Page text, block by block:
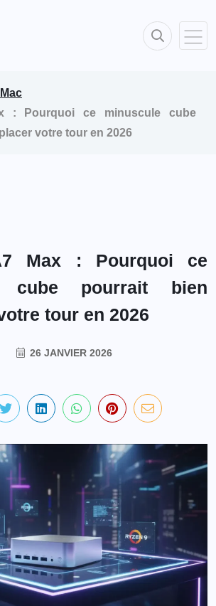
: Pourquoi ce minuscule cube
votre tour en 2026
Max : Pourquoi ce
cube pourrait bien
tour en 2026
26 JANVIER 2026